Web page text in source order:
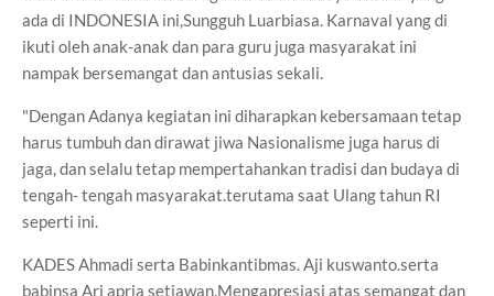
ada di INDONESIA ini,Sungguh Luarbiasa. Karnaval yang di
ikuti oleh anak-anak dan para guru juga masyarakat ini
nampak bersemangat dan antusias sekali.
"Dengan Adanya kegiatan ini diharapkan kebersamaan tetap
harus tumbuh dan dirawat jiwa Nasionalisme juga harus di
jaga, dan selalu tetap mempertahankan tradisi dan budaya di
tengah- tengah masyarakat.terutama saat Ulang tahun RI
seperti ini.
KADES Ahmadi serta Babinkantibmas. Aji kuswanto.serta
babinsa Ari apria setiawan.Mengapresiasi atas semangat dan